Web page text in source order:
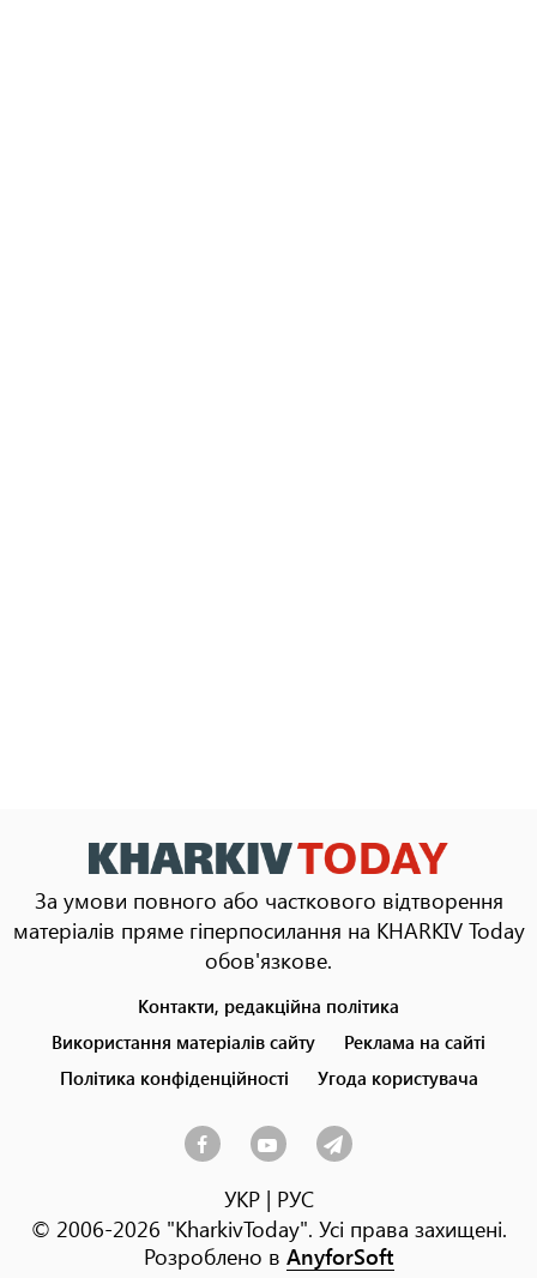
За умови повного або часткового відтворення
матеріалів пряме гіперпосилання на KHARKIV Today
обов'язкове.
menu
Контакти, редакційна політика
Використання матеріалів сайту
Реклама на сайті
Політика конфіденційності
Угода користувача
УКР| РУС
© 2006-2026 "KharkivToday". Усі права захищені.
Розроблено в AnyforSoft